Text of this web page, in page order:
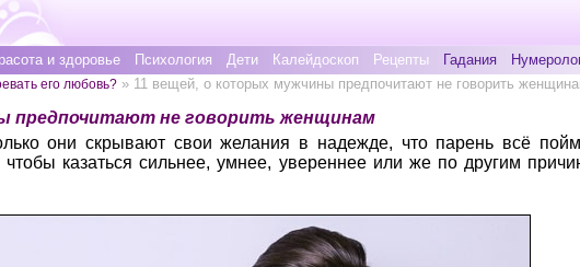
и здоровье Психология Дети Калейдоскоп Рецепты Гадания
его любовь? » 11 вещей, о которых мужчины предпочитают не говорить
предпочитают не говорить женщинам
они скрывают свои желания в надежде, что парень всё
казаться сильнее, умнее, увереннее или же по другим